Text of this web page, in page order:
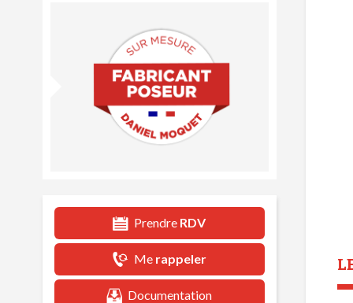
Prendre RDV
Me rappeler
Documentation